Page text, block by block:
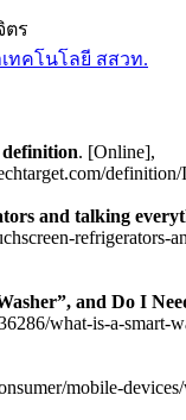
ตร
ทคโนโลยี สสวท.
. [Online],
and talking
refrigerators-
and Do I
what-is-a-smart-
mobile-